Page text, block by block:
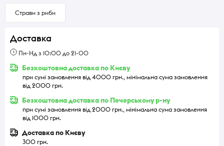
Страви з риби
Доставка
Пн-Нд з 10:00 до 21-00
Безкоштовна доставка по Києву
при сумі замовлення від 4000 грн., мінімальна сума замовлення
від 2000 грн.
Безкоштовна доставка по Печерському р-ну
при сумі замовлення від 2000 грн., мінімальна сума замовлення
від 1000 грн.
Доставка по Києву
300 грн.